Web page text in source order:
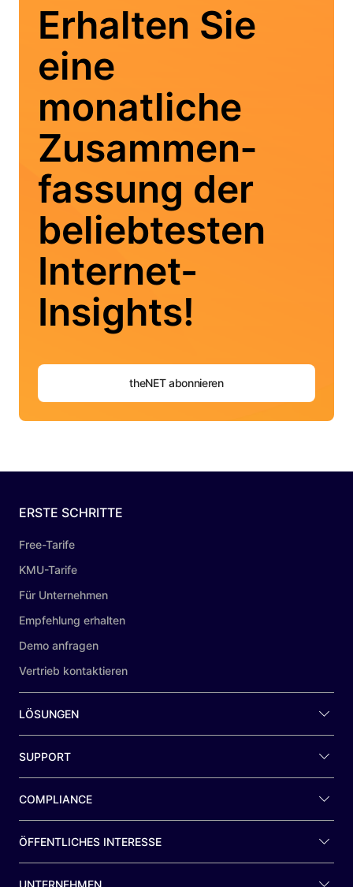
Erhalten Sie
eine
monatliche
Zusammen­
fassung der
beliebtesten
Internet-
Insights!
theNET abonnieren
ERSTE SCHRITTE
Free-Tarife
KMU-Tarife
Für Unternehmen
Empfehlung erhalten
Demo anfragen
Vertrieb kontaktieren
LÖSUNGEN
SUPPORT
COMPLIANCE
ÖFFENTLICHES INTERESSE
UNTERNEHMEN